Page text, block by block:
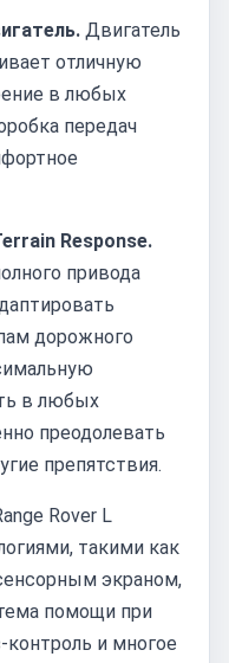
Двигатель
отличную
в любых
передач
Response.
привода
дорожного
в любых
преодолевать
препятствия.
Rover L
такими как
экраном,
помощи при
и многое